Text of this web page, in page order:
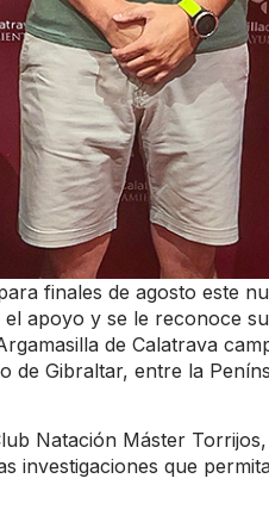
finales de agosto este
apoyo y se le reconoce
de Calatrava
de Gibraltar, entre la
Natación Máster
investigaciones que